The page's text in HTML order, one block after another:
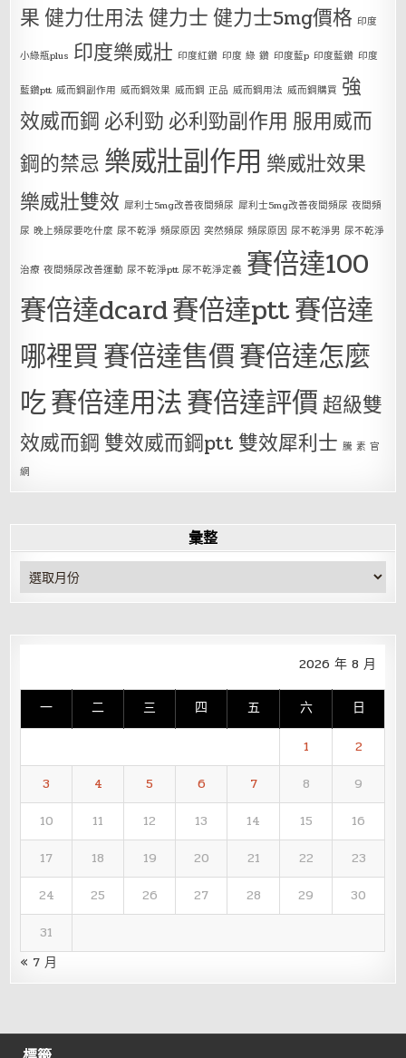
果健力仕用法健力士健力士5mg價格 印度
小綠瓶plus 印度樂威壯 印度紅鑽 印度 綠 鑽 印度藍p 印度藍鑽 印度
藍鑽ptt 威而鋼副作用 威而鋼效果 威而鋼 正品 威而鋼用法 威而鋼購買 強
效威而鋼 必利勁 必利勁副作用 服用威而
鋼的禁忌 樂威壯副作用 樂威壯效果
樂威壯雙效 犀利士5mg改善夜間頻尿 犀利士5mg改善夜間頻尿 夜間頻
尿 晚上頻尿要吃什麼 尿不乾淨 頻尿原因 突然頻尿 頻尿原因 尿不乾淨男 尿不乾淨
治療 夜間頻尿改善運動 尿不乾淨ptt 尿不乾淨定義 賽倍達100
賽倍達dcard賽倍達ptt賽倍達
哪裡買賽倍達售價賽倍達怎麼
吃賽倍達用法賽倍達評價超級雙
效威而鋼 雙效威而鋼ptt 雙效犀利士 騰 素 官
網
彙整
彙
整
2026 年 8 月
一 二 三 四 五 六 日
1
2
3
4 5 6 7 8
9
10
11 12 13 14 15
16
17
18 19 20 21 22
23
24
25 26 27 28 29
30
31
« 7 月